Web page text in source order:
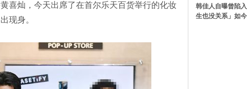
喜灿，今天出席了在首尔乐天百货举行的化妆
现身。
韩佳人自曝曾陷
生也没关系」如